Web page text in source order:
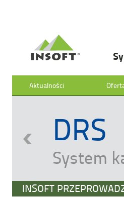
Aktualności
INSOFT
DRS
System